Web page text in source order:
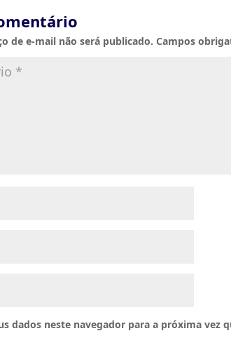
de e-mail não será publicado. Campos
dados neste navegador para a próxima vez